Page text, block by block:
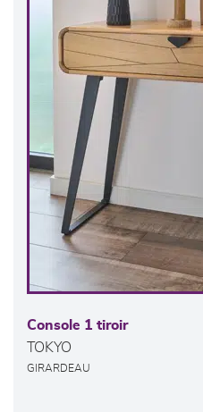
Console 1 tiroir
TOKYO
GIRARDEAU